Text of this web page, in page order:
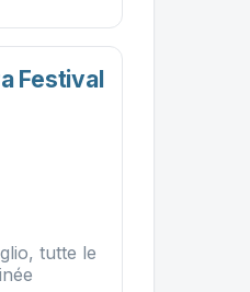
Festival
tutte le